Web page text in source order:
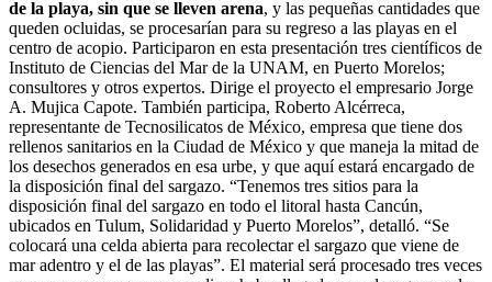
de la playa, sin que se lleven arena, y las pequeñas cantidades que
queden ocluidas, se procesarían para su regreso a las playas en el
centro de acopio. Participaron en esta presentación tres científicos de
Instituto de Ciencias del Mar de la UNAM, en Puerto Morelos;
consultores y otros expertos. Dirige el proyecto el empresario Jorge
A. Mujica Capote. También participa, Roberto Alcérreca,
representante de Tecnosilicatos de México, empresa que tiene dos
rellenos sanitarios en la Ciudad de México y que maneja la mitad de
los desechos generados en esa urbe, y que aquí estará encargado de
la disposición final del sargazo. “Tenemos tres sitios para la
disposición final del sargazo en todo el litoral hasta Cancún,
ubicados en Tulum, Solidaridad y Puerto Morelos”, detalló. “Se
colocará una celda abierta para recolectar el sargazo que viene de
mar adentro y el de las playas”. El material será procesado tres veces